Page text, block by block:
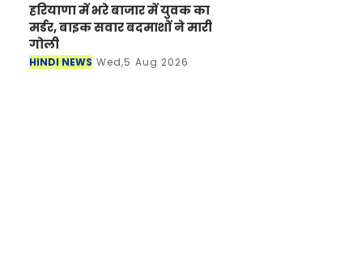
हरियाणा में भरे बाजार में युवक का
मर्डर, बाइक सवार बदमाशों ने मारी
गोली
HINDI NEWS Wed,5 Aug 2026